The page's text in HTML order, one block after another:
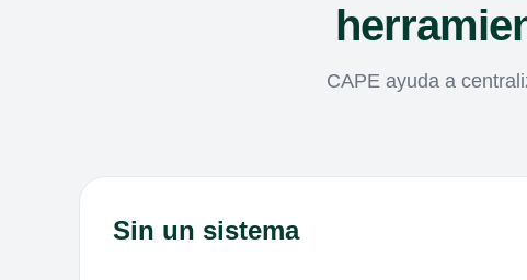
CAPE ayuda a
Sin un sistema